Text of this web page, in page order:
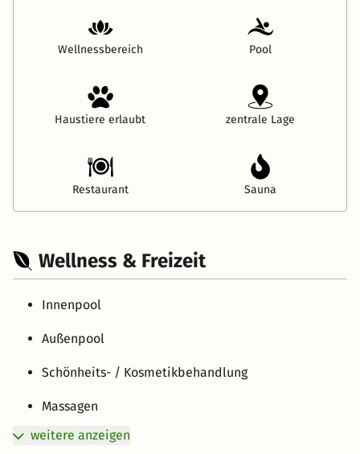
Wellnessbereich Pool
Haustiere erlaubt zentrale Lage
Restaurant Sauna
Wellness & Freizeit
Innenpool
Außenpool
Schönheits- / Kosmetikbehandlung
Massagen
weitere anzeigen